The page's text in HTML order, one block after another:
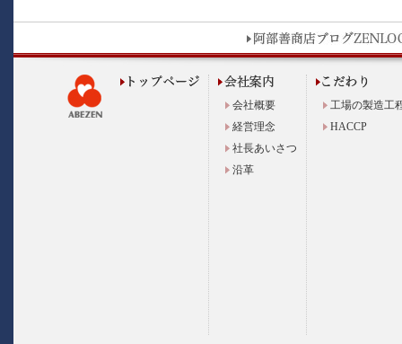
会社概要
経営理念
社長あいさつ
沿革
工場の製造工
HACCP